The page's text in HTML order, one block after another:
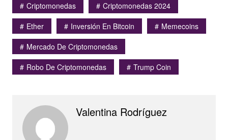
Criptomonedas
Criptomonedas 2024
Ether
Inversión En Bitcoin
Memecoins
Mercado De Criptomonedas
Robo De Criptomonedas
Trump Coin
Valentina Rodríguez